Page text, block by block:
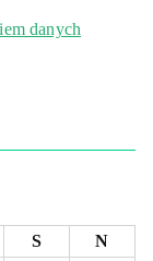
danych
S
N